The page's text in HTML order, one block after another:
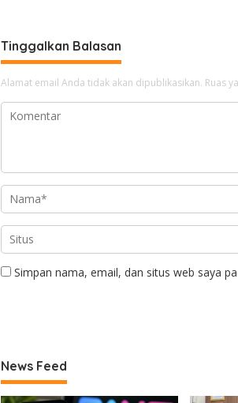
Tinggalkan Balasan
Alamat email Anda tidak akan dipublikasikan. Ruas
Simpan nama, email, dan situs web saya
News Feed